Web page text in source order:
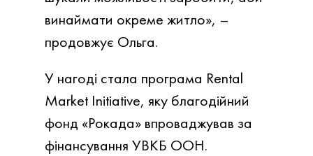
винаймати окреме житло», –
продовжує Ольга.
У нагоді стала програма Rental
Market Initiative, яку благодійний
фонд «Рокада» впроваджував за
фінансування УВКБ ООН.